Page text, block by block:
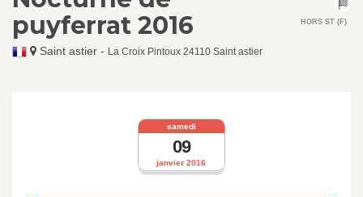
puyferrat 2016
Saint astier - La Croix Pintoux 24110 Saint astier
HORS ST (F)
janvier 2016
samedi
09